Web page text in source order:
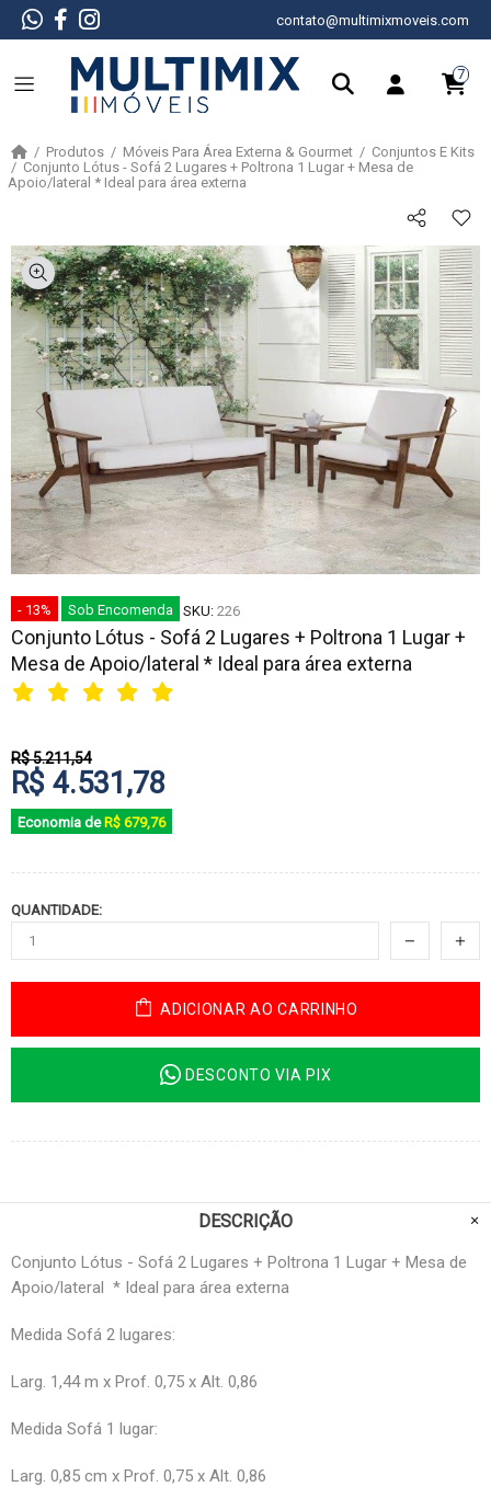
contato@multimixmoveis.com
7
Produtos Móveis Para Área Externa & Gourmet
Conjuntos E Kits
Conjunto Lótus - Sofá 2 Lugares + Poltrona 1 Lugar + Mesa de
Apoio/lateral * Ideal para área externa
- 13% Sob Encomenda SKU: 226
Conjunto Lótus - Sofá 2 Lugares + Poltrona 1 Lugar +
Mesa de Apoio/lateral * Ideal para área externa
R$ 5.211,54
R$ 4.531,78
Economia de R$ 679,76
QUANTIDADE:
ADICIONAR AO CARRINHO
DESCONTO VIA PIX
DESCRIÇÃO
Conjunto Lótus - Sofá 2 Lugares + Poltrona 1 Lugar + Mesa de
Apoio/lateral * Ideal para área externa
Medida Sofá 2 lugares:
Larg. 1,44 m x Prof. 0,75 x Alt. 0,86
Medida Sofá 1 lugar:
Larg. 0,85 cm x Prof. 0,75 x Alt. 0,86